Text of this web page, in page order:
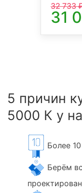
32 733
31
5 причин
5000 К у
Более
Берём